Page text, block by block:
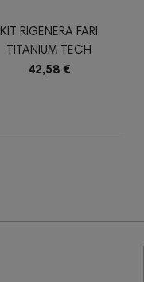
KIT RIGENERA FARI
TITANIUM TECH
42,58 €